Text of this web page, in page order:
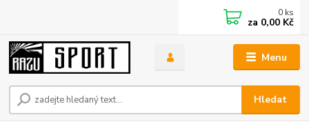
Menu
Hledat
0 ks
za 0,00 Kč